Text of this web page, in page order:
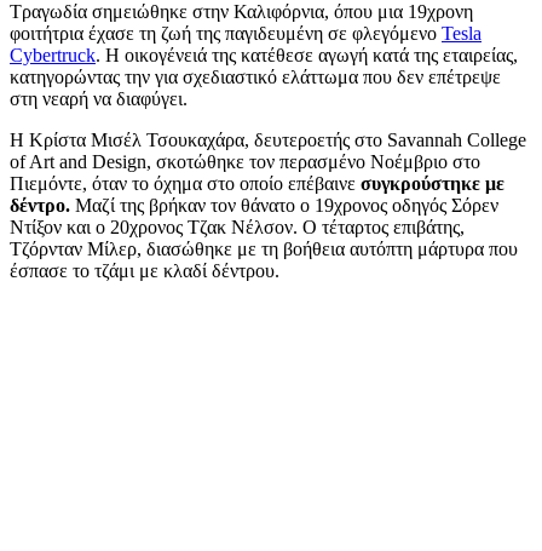
Τραγωδία σημειώθηκε στην Καλιφόρνια, όπου μια 19χρονη
φοιτήτρια έχασε τη ζωή της παγιδευμένη σε φλεγόμενο Tesla
Cybertruck. Η οικογένειά της κατέθεσε αγωγή κατά της εταιρείας,
κατηγορώντας την για σχεδιαστικό ελάττωμα που δεν επέτρεψε
στη νεαρή να διαφύγει.
Η Κρίστα Μισέλ Τσουκαχάρα, δευτεροετής στο Savannah College
of Art and Design, σκοτώθηκε τον περασμένο Νοέμβριο στο
Πιεμόντε, όταν το όχημα στο οποίο επέβαινε συγκρούστηκε με
δέντρο. Μαζί της βρήκαν τον θάνατο ο 19χρονος οδηγός Σόρεν
Ντίξον και ο 20χρονος Τζακ Νέλσον. Ο τέταρτος επιβάτης,
Τζόρνταν Μίλερ, διασώθηκε με τη βοήθεια αυτόπτη μάρτυρα που
έσπασε το τζάμι με κλαδί δέντρου.